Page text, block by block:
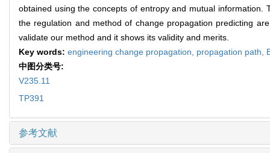
obtained using the concepts of entropy and mutual
the regulation and method of change propagation predicting
validate our method and it shows its validity and merits.
Key words: engineering change propagation, propagation path,
中图分类号:
V235.11
TP391
参考文献